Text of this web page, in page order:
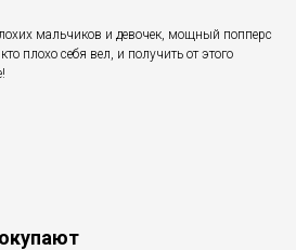
мальчиков и девочек, мощный попперс
плохо себя вел, и получить от этого